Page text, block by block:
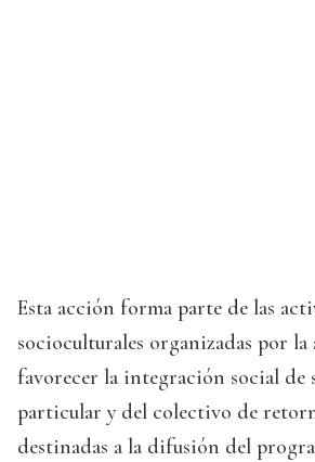
Esta acción forma parte de las
socioculturales organizadas por la
favorecer la integración social de
particular y del colectivo de
destinadas a la difusión del